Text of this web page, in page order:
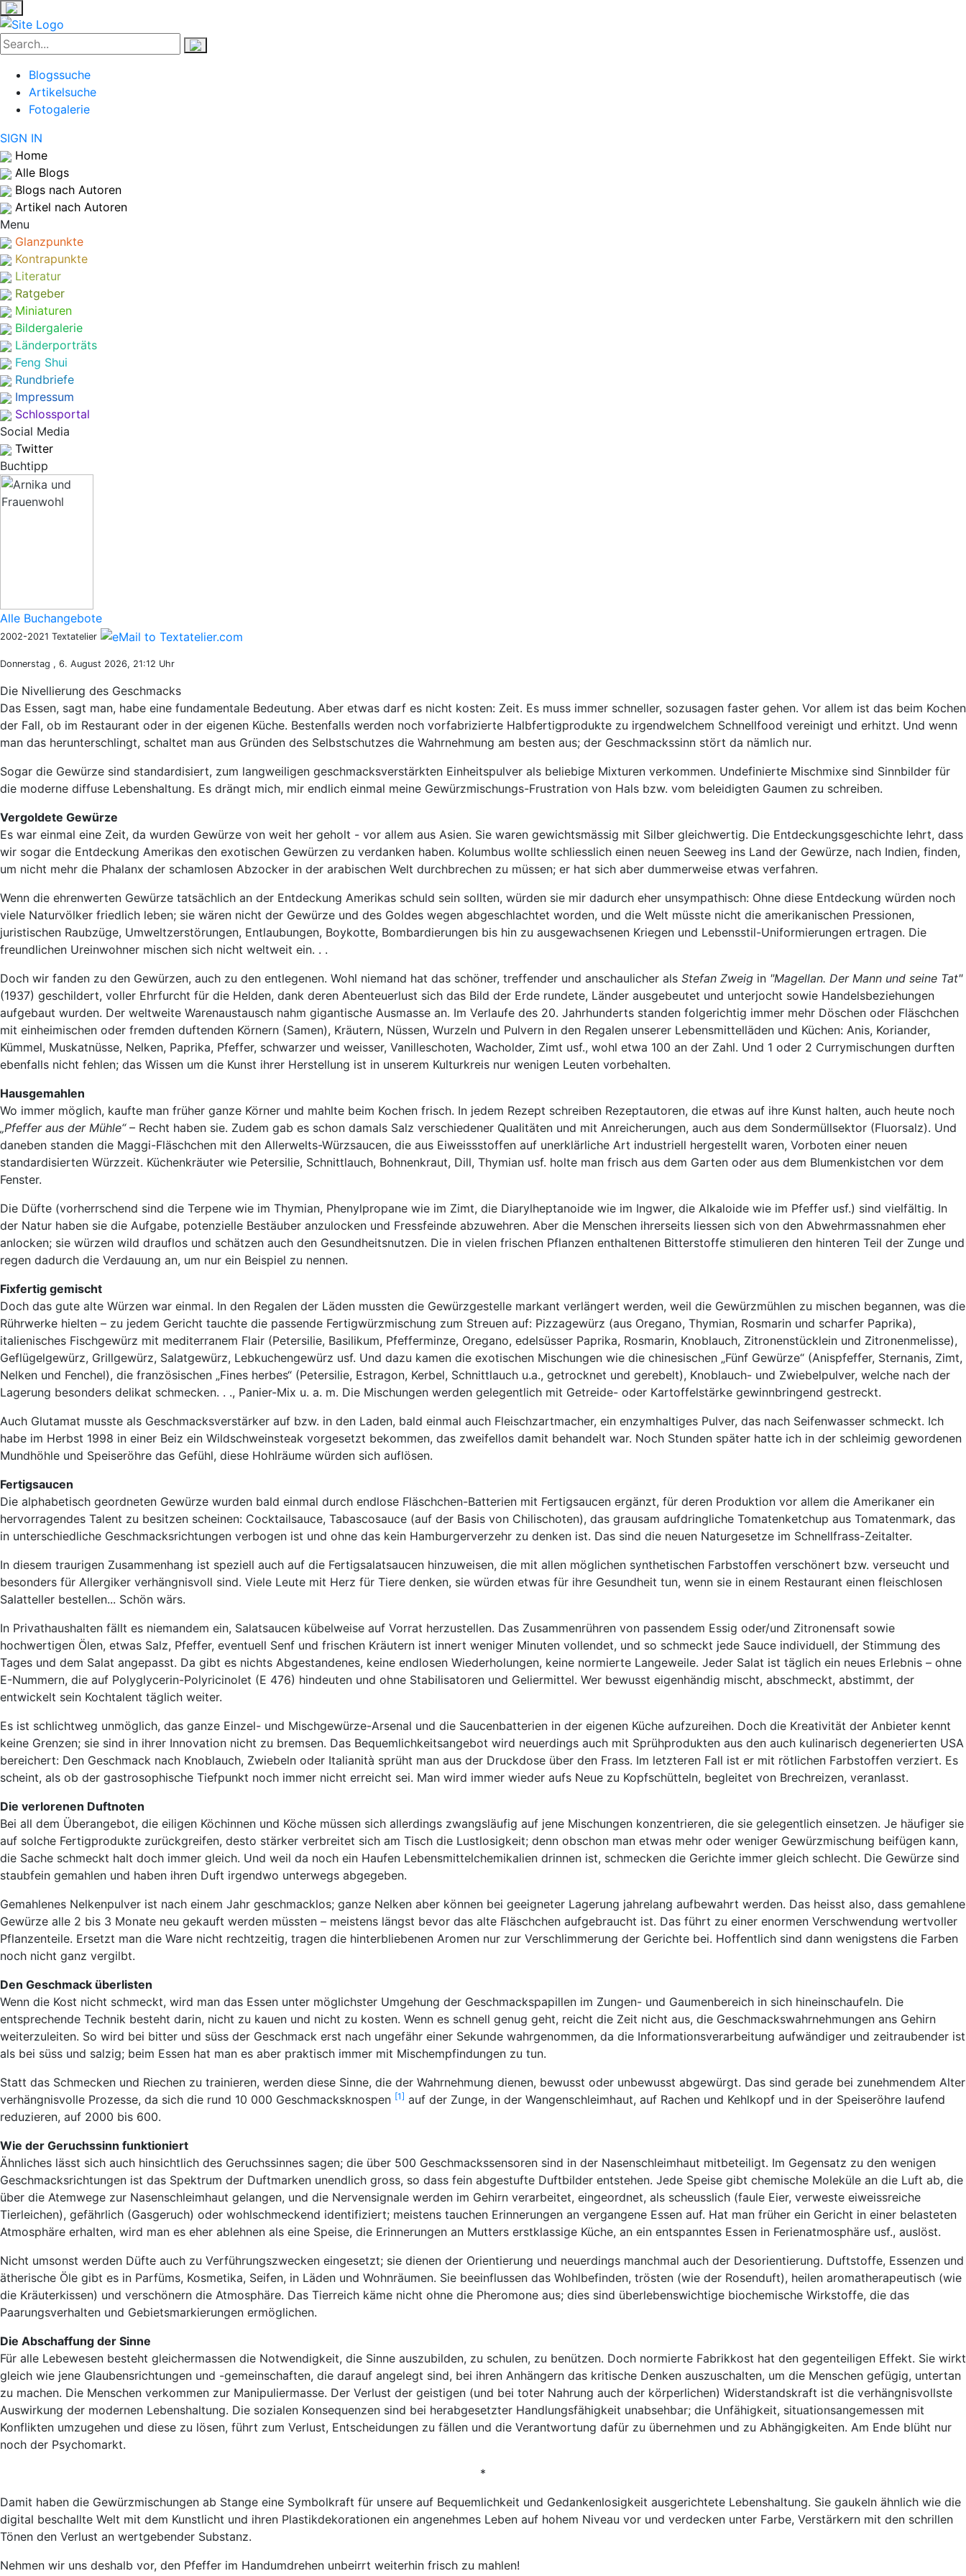
Blogssuche
Artikelsuche
Fotogalerie
SIGN IN
Home
Alle Blogs
Blogs nach Autoren
Artikel nach Autoren
Menu
Glanzpunkte
Kontrapunkte
Literatur
Ratgeber
Miniaturen
Bildergalerie
Länderporträts
Feng Shui
Rundbriefe
Impressum
Schlossportal
Social Media
Twitter
Buchtipp
Alle Buchangebote
2002-2021 Textatelier
Donnerstag , 6. August 2026, 21:12 Uhr
Die Nivellierung des Geschmacks
Das Essen, sagt man, habe eine fundamentale Bedeutung. Aber etwas darf es nicht kosten: Zeit. Es muss immer schneller, sozusagen faster gehen. Vor allem ist das beim Kochen
der Fall, ob im Restaurant oder in der eigenen Küche. Bestenfalls werden noch vorfabrizierte Halbfertigprodukte zu irgendwelchem Schnellfood vereinigt und erhitzt. Und wenn
man das herunterschlingt, schaltet man aus Gründen des Selbstschutzes die Wahrnehmung am besten aus; der Geschmackssinn stört da nämlich nur.
Sogar die Gewürze sind standardisiert, zum langweiligen geschmacksverstärkten Einheitspulver als beliebige Mixturen verkommen. Undefinierte Mischmixe sind Sinnbilder für
die moderne diffuse Lebenshaltung. Es drängt mich, mir endlich einmal meine Gewürzmischungs-Frustration von Hals bzw. vom beleidigten Gaumen zu schreiben.
Vergoldete Gewürze
Es war einmal eine Zeit, da wurden Gewürze von weit her geholt - vor allem aus Asien. Sie waren gewichtsmässig mit Silber gleichwertig. Die Entdeckungsgeschichte lehrt, dass
wir sogar die Entdeckung Amerikas den exotischen Gewürzen zu verdanken haben. Kolumbus wollte schliesslich einen neuen Seeweg ins Land der Gewürze, nach Indien, finden,
um nicht mehr die Phalanx der schamlosen Abzocker in der arabischen Welt durchbrechen zu müssen; er hat sich aber dummerweise etwas verfahren.
Wenn die ehrenwerten Gewürze tatsächlich an der Entdeckung Amerikas schuld sein sollten, würden sie mir dadurch eher unsympathisch: Ohne diese Entdeckung würden noch
viele Naturvölker friedlich leben; sie wären nicht der Gewürze und des Goldes wegen abgeschlachtet worden, und die Welt müsste nicht die amerikanischen Pressionen,
juristischen Raubzüge, Umweltzerstörungen, Entlaubungen, Boykotte, Bombardierungen bis hin zu ausgewachsenen Kriegen und Lebensstil-Uniformierungen ertragen. Die
freundlichen Ureinwohner mischen sich nicht weltweit ein. . .
Doch wir fanden zu den Gewürzen, auch zu den entlegenen. Wohl niemand hat das schöner, treffender und anschaulicher als Stefan Zweig in "Magellan. Der Mann und seine Tat"
(1937) geschildert, voller Ehrfurcht für die Helden, dank deren Abenteuerlust sich das Bild der Erde rundete, Länder ausgebeutet und unterjocht sowie Handelsbeziehungen
aufgebaut wurden. Der weltweite Warenaustausch nahm gigantische Ausmasse an. Im Verlaufe des 20. Jahrhunderts standen folgerichtig immer mehr Döschen oder Fläschchen
mit einheimischen oder fremden duftenden Körnern (Samen), Kräutern, Nüssen, Wurzeln und Pulvern in den Regalen unserer Lebensmittelläden und Küchen: Anis, Koriander,
Kümmel, Muskatnüsse, Nelken, Paprika, Pfeffer, schwarzer und weisser, Vanilleschoten, Wacholder, Zimt usf., wohl etwa 100 an der Zahl. Und 1 oder 2 Currymischungen durften
ebenfalls nicht fehlen; das Wissen um die Kunst ihrer Herstellung ist in unserem Kulturkreis nur wenigen Leuten vorbehalten.
Hausgemahlen
Wo immer möglich, kaufte man früher ganze Körner und mahlte beim Kochen frisch. In jedem Rezept schreiben Rezeptautoren, die etwas auf ihre Kunst halten, auch heute noch
„Pfeffer aus der Mühle“ – Recht haben sie. Zudem gab es schon damals Salz verschiedener Qualitäten und mit Anreicherungen, auch aus dem Sondermüllsektor (Fluorsalz). Und
daneben standen die Maggi-Fläschchen mit den Allerwelts-Würzsaucen, die aus Eiweissstoffen auf unerklärliche Art industriell hergestellt waren, Vorboten einer neuen
standardisierten Würzzeit. Küchenkräuter wie Petersilie, Schnittlauch, Bohnenkraut, Dill, Thymian usf. holte man frisch aus dem Garten oder aus dem Blumenkistchen vor dem
Fenster.
Die Düfte (vorherrschend sind die Terpene wie im Thymian, Phenylpropane wie im Zimt, die Diarylheptanoide wie im Ingwer, die Alkaloide wie im Pfeffer usf.) sind vielfältig. In
der Natur haben sie die Aufgabe, potenzielle Bestäuber anzulocken und Fressfeinde abzuwehren. Aber die Menschen ihrerseits liessen sich von den Abwehrmassnahmen eher
anlocken; sie würzen wild drauflos und schätzen auch den Gesundheitsnutzen. Die in vielen frischen Pflanzen enthaltenen Bitterstoffe stimulieren den hinteren Teil der Zunge und
regen dadurch die Verdauung an, um nur ein Beispiel zu nennen.
Fixfertig gemischt
Doch das gute alte Würzen war einmal. In den Regalen der Läden mussten die Gewürzgestelle markant verlängert werden, weil die Gewürzmühlen zu mischen begannen, was die
Rührwerke hielten – zu jedem Gericht tauchte die passende Fertigwürzmischung zum Streuen auf: Pizzagewürz (aus Oregano, Thymian, Rosmarin und scharfer Paprika),
italienisches Fischgewürz mit mediterranem Flair (Petersilie, Basilikum, Pfefferminze, Oregano, edelsüsser Paprika, Rosmarin, Knoblauch, Zitronenstücklein und Zitronenmelisse),
Geflügelgewürz, Grillgewürz, Salatgewürz, Lebkuchengewürz usf. Und dazu kamen die exotischen Mischungen wie die chinesischen „Fünf Gewürze“ (Anispfeffer, Sternanis, Zimt,
Nelken und Fenchel), die französischen „Fines herbes“ (Petersilie, Estragon, Kerbel, Schnittlauch u.a., getrocknet und gerebelt), Knoblauch- und Zwiebelpulver, welche nach der
Lagerung besonders delikat schmecken. . ., Panier-Mix u. a. m. Die Mischungen werden gelegentlich mit Getreide- oder Kartoffelstärke gewinnbringend gestreckt.
Auch Glutamat musste als Geschmacksverstärker auf bzw. in den Laden, bald einmal auch Fleischzartmacher, ein enzymhaltiges Pulver, das nach Seifenwasser schmeckt. Ich
habe im Herbst 1998 in einer Beiz ein Wildschweinsteak vorgesetzt bekommen, das zweifellos damit behandelt war. Noch Stunden später hatte ich in der schleimig gewordenen
Mundhöhle und Speiseröhre das Gefühl, diese Hohlräume würden sich auflösen.
Fertigsaucen
Die alphabetisch geordneten Gewürze wurden bald einmal durch endlose Fläschchen-Batterien mit Fertigsaucen ergänzt, für deren Produktion vor allem die Amerikaner ein
hervorragendes Talent zu besitzen scheinen: Cocktailsauce, Tabascosauce (auf der Basis von Chilischoten), das grausam aufdringliche Tomatenketchup aus Tomatenmark, das
in unterschiedliche Geschmacksrichtungen verbogen ist und ohne das kein Hamburgerver­zehr zu denken ist. Das sind die neuen Naturgesetze im Schnellfrass-Zeitalter.
In diesem traurigen Zusammenhang ist speziell auch auf die Fertigsalatsaucen hinzuweisen, die mit allen möglichen synthetischen Farbstoffen verschönert bzw. verseucht und
besonders für Allergiker verhängnisvoll sind. Viele Leute mit Herz für Tiere denken, sie würden etwas für ihre Gesundheit tun, wenn sie in einem Restaurant einen fleischlosen
Salatteller bestellen... Schön wärs.
In Privathaushalten fällt es niemandem ein, Salatsaucen kübelweise auf Vorrat herzustellen. Das Zusammenrühren von passendem Essig oder/und Zitronensaft sowie
hochwertigen Ölen, etwas Salz, Pfeffer, eventuell Senf und frischen Kräutern ist innert weniger Minuten vollendet, und so schmeckt jede Sauce individuell, der Stimmung des
Tages und dem Salat angepasst. Da gibt es nichts Abgestandenes, keine endlosen Wiederholungen, keine normierte Langeweile. Jeder Salat ist täglich ein neues Erlebnis – ohne
E-Nummern, die auf Polyglycerin-Polyricinolet (E 476) hindeuten und ohne Stabilisatoren und Geliermittel. Wer bewusst eigenhändig mischt, abschmeckt, abstimmt, der
entwickelt sein Kochtalent täglich weiter.
Es ist schlichtweg unmöglich, das ganze Einzel- und Mischgewürze-Arsenal und die Saucenbatterien in der eigenen Küche aufzureihen. Doch die Kreativität der Anbieter kennt
keine Grenzen; sie sind in ihrer Innovation nicht zu bremsen. Das Bequemlichkeitsangebot wird neuerdings auch mit Sprühprodukten aus den auch kulinarisch degenerierten USA
bereichert: Den Geschmack nach Knoblauch, Zwiebeln oder Italianità sprüht man aus der Druckdose über den Frass. Im letzteren Fall ist er mit rötlichen Farbstoffen verziert. Es
scheint, als ob der gastrosophische Tiefpunkt noch immer nicht erreicht sei. Man wird immer wieder aufs Neue zu Kopfschütteln, begleitet von Brechreizen, veranlasst.
Die verlorenen Duftnoten
Bei all dem Überangebot, die eiligen Köchinnen und Köche müssen sich allerdings zwangsläufig auf jene Mischungen konzentrieren, die sie gelegentlich einsetzen. Je häufiger sie
auf solche Fertigprodukte zurückgreifen, desto stärker verbreitet sich am Tisch die Lustlosigkeit; denn obschon man etwas mehr oder weniger Gewürzmischung beifügen kann,
die Sache schmeckt halt doch immer gleich. Und weil da noch ein Haufen Lebensmittelchemikalien drinnen ist, schmecken die Gerichte immer gleich schlecht. Die Gewürze sind
staubfein gemahlen und haben ihren Duft irgendwo unterwegs abgegeben.
Gemahlenes Nelkenpulver ist nach einem Jahr geschmacklos; ganze Nelken aber können bei geeigneter Lagerung jahrelang aufbewahrt werden. Das heisst also, dass gemahlene
Gewürze alle 2 bis 3 Monate neu gekauft werden müssten – meistens längst bevor das alte Fläschchen aufgebraucht ist. Das führt zu einer enormen Verschwendung wertvoller
Pflanzenteile. Ersetzt man die Ware nicht rechtzeitig, tragen die hinterbliebenen Aromen nur zur Verschlimmerung der Gerichte bei. Hoffentlich sind dann wenigstens die Farben
noch nicht ganz vergilbt.
Den Geschmack überlisten
Wenn die Kost nicht schmeckt, wird man das Essen unter möglichster Umgehung der Geschmackspapillen im Zungen- und Gaumenbereich in sich hineinschaufeln. Die
entsprechende Technik besteht darin, nicht zu kauen und nicht zu kosten. Wenn es schnell genug geht, reicht die Zeit nicht aus, die Geschmackswahrnehmungen ans Gehirn
weiterzuleiten. So wird bei bitter und süss der Geschmack erst nach ungefähr einer Sekunde wahrgenommen, da die Informationsverarbeitung aufwändiger und zeitraubender ist
als bei süss und salzig; beim Essen hat man es aber praktisch immer mit Mischempfindungen zu tun.
Statt das Schmecken und Riechen zu trainieren, werden diese Sinne, die der Wahrnehmung dienen, bewusst oder unbewusst abgewürgt. Das sind gerade bei zunehmendem Alter
verhängnisvolle Prozesse, da sich die rund 10 000 Geschmacks­knospen [1] auf der Zunge, in der Wangenschleimhaut, auf Rachen und Kehlkopf und in der Speiseröhre laufend
reduzieren, auf 2000 bis 600.
Wie der Geruchssinn funktioniert
Ähnliches lässt sich auch hinsichtlich des Geruchssinnes sagen; die über 500 Geschmackssensoren sind in der Nasenschleimhaut mitbeteiligt. Im Gegensatz zu den wenigen
Geschmacksrichtungen ist das Spektrum der Duftmarken unendlich gross, so dass fein abgestufte Duftbilder entstehen. Jede Speise gibt chemische Moleküle an die Luft ab, die
über die Atemwege zur Nasenschleimhaut gelangen, und die Nervensignale werden im Gehirn verarbeitet, eingeordnet, als scheusslich (faule Eier, verweste eiweissreiche
Tierleichen), gefährlich (Gasgeruch) oder wohlschmeckend identifiziert; meistens tauchen Erinnerungen an vergangene Essen auf. Hat man früher ein Gericht in einer belasteten
Atmosphäre erhalten, wird man es eher ablehnen als eine Speise, die Erinnerungen an Mutters erstklassige Küche, an ein entspanntes Essen in Ferienatmosphäre usf., auslöst.
Nicht umsonst werden Düfte auch zu Verführungszwecken eingesetzt; sie dienen der Orientierung und neuerdings manchmal auch der Desorientierung. Duftstoffe, Essenzen und
ätherische Öle gibt es in Parfüms, Kosmetika, Seifen, in Läden und Wohnräumen. Sie beeinflussen das Wohlbefinden, trösten (wie der Rosenduft), heilen aromatherapeutisch (wie
die Kräuterkissen) und verschönern die Atmosphäre. Das Tierreich käme nicht ohne die Pheromone aus; dies sind überlebenswichtige biochemische Wirkstoffe, die das
Paarungsverhalten und Gebietsmarkierungen ermöglichen.
Die Abschaffung der Sinne
Für alle Lebewesen besteht gleichermassen die Notwendigkeit, die Sinne auszubilden, zu schulen, zu benützen. Doch normierte Fabrikkost hat den gegenteiligen Effekt. Sie wirkt
gleich wie jene Glaubensrichtungen und -gemeinschaften, die darauf angelegt sind, bei ihren Anhängern das kritische Denken auszuschalten, um die Menschen gefügig, untertan
zu machen. Die Menschen verkommen zur Manipuliermasse. Der Verlust der geistigen (und bei toter Nahrung auch der körperlichen) Widerstandskraft ist die verhängnisvollste
Auswirkung der modernen Lebenshaltung. Die sozialen Konsequenzen sind bei herabgesetzter Handlungsfähigkeit un­absehbar; die Unfähigkeit, situationsangemessen mit
Konflikten umzugehen und diese zu lösen, führt zum Verlust, Entscheidungen zu fällen und die Verantwortung dafür zu übernehmen und zu Abhängigkeiten. Am Ende blüht nur
noch der Psychomarkt.
*
Damit haben die Gewürzmischungen ab Stange eine Symbolkraft für unsere auf Bequemlichkeit und Gedankenlosigkeit ausgerichtete Lebenshaltung. Sie gaukeln ähnlich wie die
digital beschallte Welt mit dem Kunstlicht und ihren Plastikdekorationen ein angenehmes Leben auf hohem Niveau vor und verdecken unter Farbe, Verstärkern mit den schrillen
Tönen den Verlust an wertgebender Substanz.
Nehmen wir uns deshalb vor, den Pfeffer im Handumdrehen unbeirrt weiterhin frisch zu mahlen!